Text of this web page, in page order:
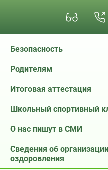
Безопасность
Родителям
Итоговая аттестация
Школьный спортивный
О нас пишут в СМИ
Сведения об
оздоровления